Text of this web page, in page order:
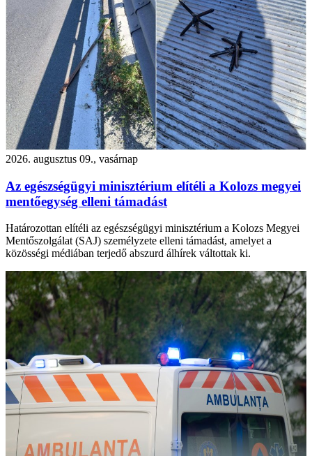
2026. augusztus 09., vasárnap
Az egészségügyi minisztérium elítéli a Kolozs megyei
mentőegység elleni támadást
Határozottan elítéli az egészségügyi minisztérium a Kolozs Megyei
Mentőszolgálat (SAJ) személyzete elleni támadást, amelyet a
közösségi médiában terjedő abszurd álhírek váltottak ki.